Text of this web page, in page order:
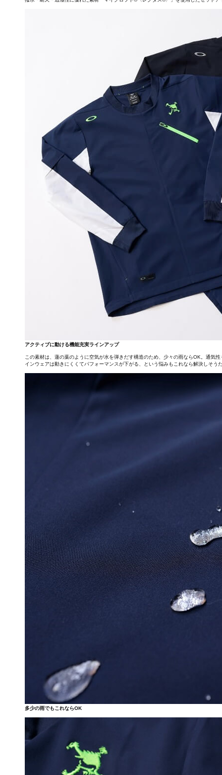
アクティブに動ける機能充実ラインアップ
この素材は、蓮の葉のように空気が水を弾きだす構造のため、少々の雨ならOK。通気
インウェアは動きにくくてパフォーマンスが下がる、という悩みもこれなら解決しそう
多少の雨でもこれならOK